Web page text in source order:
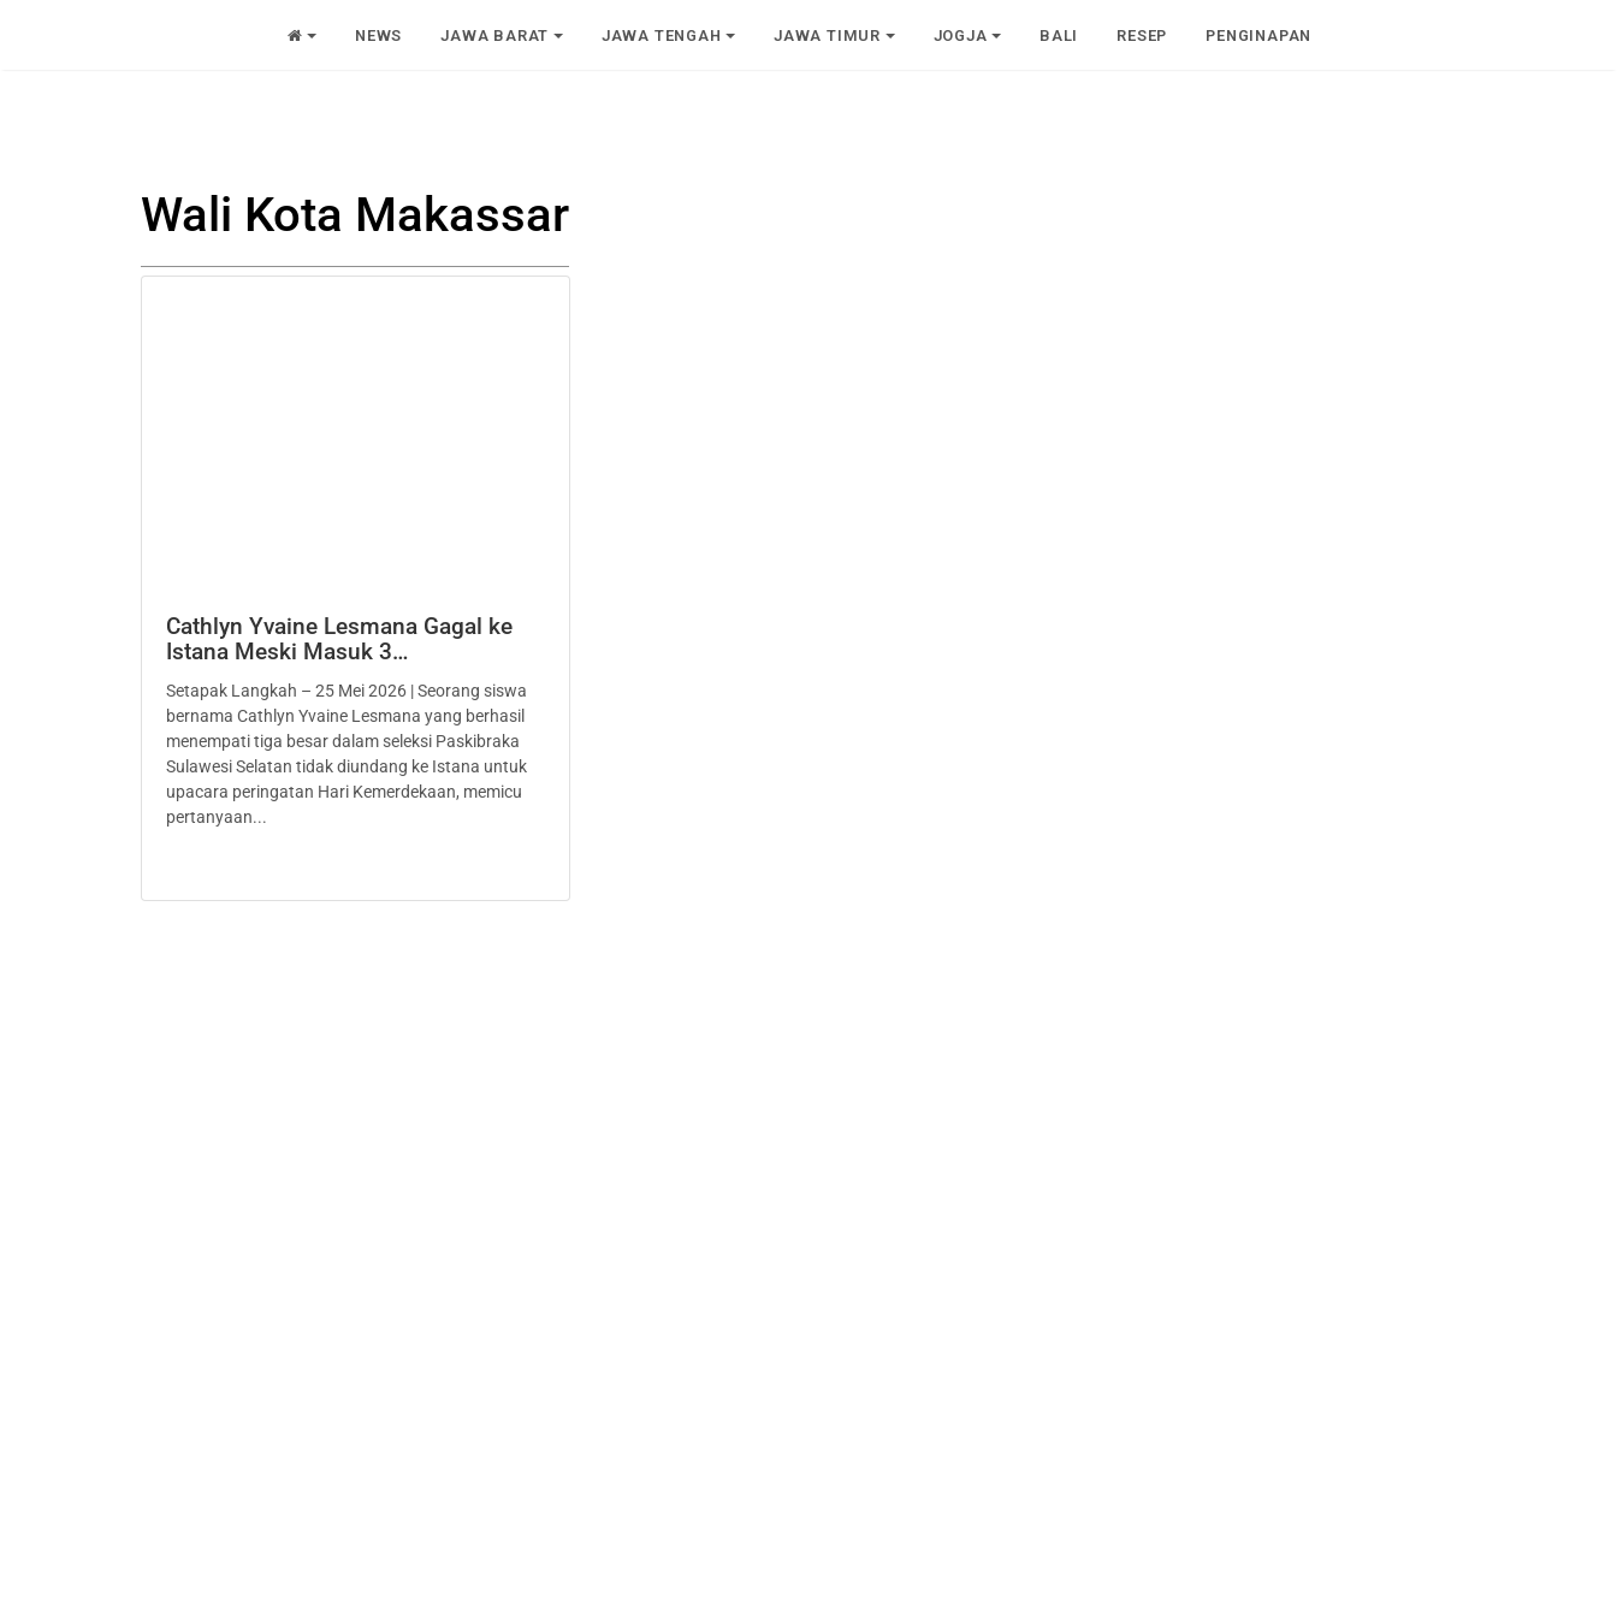
NEWS JAWA BARAT JAWA TENGAH JAWA TIMUR JOGJA BALI RESEP PENGINAPAN
Wali Kota Makassar
Cathlyn Yvaine Lesmana Gagal ke
Istana Meski Masuk 3…
Setapak Langkah – 25 Mei 2026 | Seorang siswa
bernama Cathlyn Yvaine Lesmana yang berhasil
menempati tiga besar dalam seleksi Paskibraka
Sulawesi Selatan tidak diundang ke Istana untuk
upacara peringatan Hari Kemerdekaan, memicu
pertanyaan...